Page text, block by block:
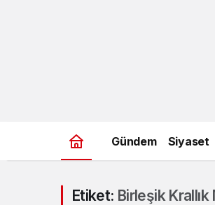
Gündem Siyaset
Etiket: Birleşik